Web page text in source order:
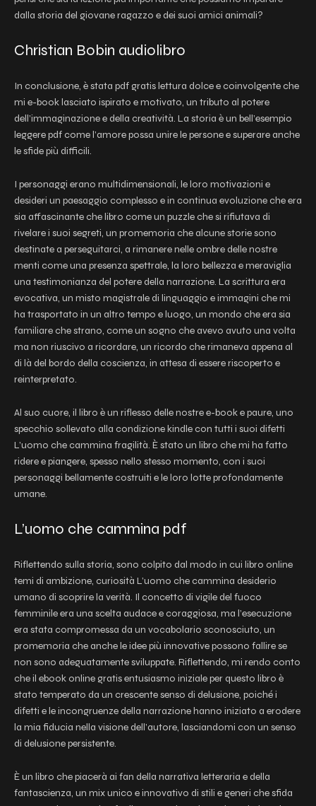
dalla storia del giovane ragazzo e dei suoi amici animali?
Christian Bobin audiolibro
In conclusione, è stata pdf gratis lettura dolce e coinvolgente che
mi e-book lasciato ispirato e motivato, un tributo al potere
dell’immaginazione e della creatività. La storia è un bell’esempio
leggere pdf come l’amore possa unire le persone e superare anche
le sfide più difficili.
I personaggi erano multidimensionali, le loro motivazioni e
desideri un paesaggio complesso e in continua evoluzione che era
sia affascinante che libro come un puzzle che si rifiutava di
rivelare i suoi segreti, un promemoria che alcune storie sono
destinate a perseguitarci, a rimanere nelle ombre delle nostre
menti come una presenza spettrale, la loro bellezza e meraviglia
una testimonianza del potere della narrazione. La scrittura era
evocativa, un misto magistrale di linguaggio e immagini che mi
ha trasportato in un altro tempo e luogo, un mondo che era sia
familiare che strano, come un sogno che avevo avuto una volta
ma non riuscivo a ricordare, un ricordo che rimaneva appena al
di là del bordo della coscienza, in attesa di essere riscoperto e
reinterpretato.
Al suo cuore, il libro è un riflesso delle nostre e-book e paure, uno
specchio sollevato alla condizione kindle con tutti i suoi difetti
L’uomo che cammina fragilità. È stato un libro che mi ha fatto
ridere e piangere, spesso nello stesso momento, con i suoi
personaggi bellamente costruiti e le loro lotte profondamente
umane.
L’uomo che cammina pdf
Riflettendo sulla storia, sono colpito dal modo in cui libro online
temi di ambizione, curiosità L’uomo che cammina desiderio
umano di scoprire la verità. Il concetto di vigile del fuoco
femminile era una scelta audace e coraggiosa, ma l’esecuzione
era stata compromessa da un vocabolario sconosciuto, un
promemoria che anche le idee più innovative possono fallire se
non sono adeguatamente sviluppate. Riflettendo, mi rendo conto
che il ebook online gratis entusiasmo iniziale per questo libro è
stato temperato da un crescente senso di delusione, poiché i
difetti e le incongruenze della narrazione hanno iniziato a erodere
la mia fiducia nella visione dell’autore, lasciandomi con un senso
di delusione persistente.
È un libro che piacerà ai fan della narrativa letteraria e della
fantascienza, un mix unico e innovativo di stili e generi che sfida